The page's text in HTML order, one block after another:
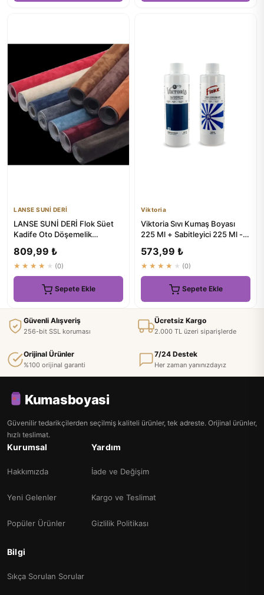
LANSE SUNİ DERİ
LANSE SUNİ DERİ Flok Süet
Kadife Oto Döşemelik
809,99 ₺
★★★★★ (0)
Sepete Ekle
Viktoria
Viktoria Sıvı Kumaş Boyası
225 Ml + Sabitleyici 225 Ml -
573,99 ₺
★★★★★ (0)
Sepete Ekle
Güvenli Alışveriş
256-bit SSL koruması
Ücretsiz Kargo
2.000 TL üzeri siparişlerde
Orijinal Ürünler
%100 orijinal garanti
7/24 Destek
Her zaman yanınızdayız
Kumasboyasi
Güvenilir tedarikçilerden seçilmiş kaliteli ürünler, tek adreste. Orijinal ürünler,
hızlı teslimat.
Kurumsal
Hakkımızda
Yeni Gelenler
Popüler Ürünler
Yardım
İade ve Değişim
Kargo ve Teslimat
Gizlilik Politikası
Bilgi
Sıkça Sorulan Sorular